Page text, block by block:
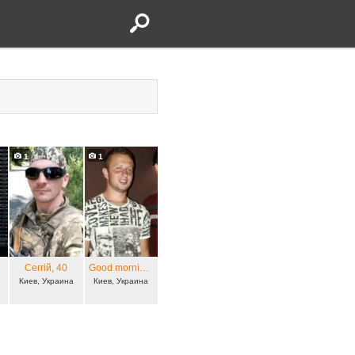
1
Сеггій , 40
Киев, Украина
1
Киев, Украина